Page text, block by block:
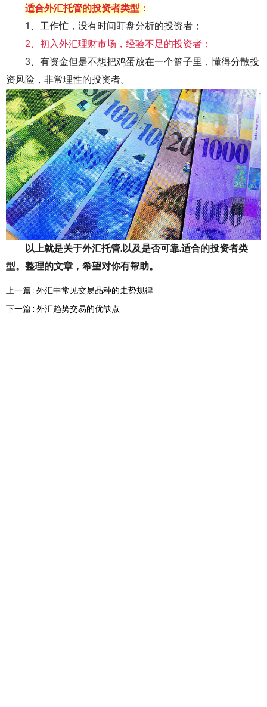
适合外汇托管的投资者类型：
1、工作忙，没有时间盯盘分析的投资者；
2、初入外汇理财市场，经验不足的投资者；
3、有资金但是不想把鸡蛋放在一个篮子里，懂得分散投
资风险，非常理性的投资者。
以上就是关于外汇托管.以及是否可靠.适合的投资者类
型。整理的文章，希望对你有帮助。
上一篇 : 外汇中常见交易品种的走势规律
下一篇 : 外汇趋势交易的优缺点